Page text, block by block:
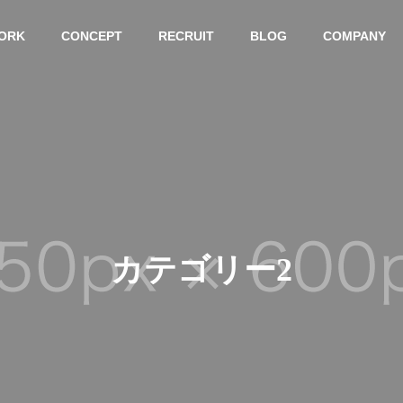
CONCEPT RECRUIT BLOG COMPANY
カテゴリー2